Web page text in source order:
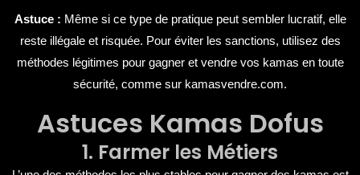
Astuce : Même si ce type de pratique peut sembler lucratif, elle
reste illégale et risquée. Pour éviter les sanctions, utilisez des
méthodes légitimes pour gagner et vendre vos kamas en toute
sécurité, comme sur kamasvendre.com.
Astuces Kamas Dofus
1. Farmer les Métiers